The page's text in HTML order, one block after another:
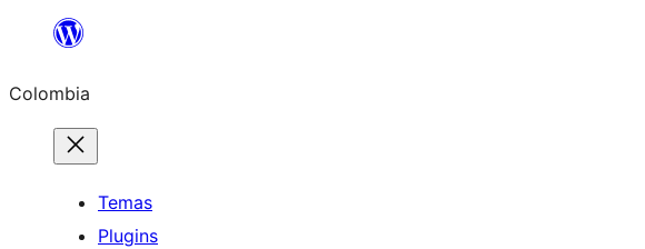
Saltar
contenido
Colombia
Temas
Plugins